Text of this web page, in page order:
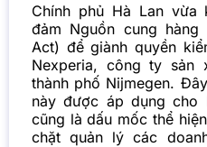
Chính phủ Hà Lan
đảm Nguồn cung hàng
Act) để giành quyền
Nexperia, công ty
thành phố Nijmegen.
này được áp dụng cho
cũng là dấu mốc thể
chặt quản lý các